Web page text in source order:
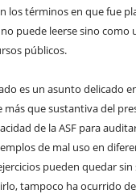
los términos en que fue
puede leerse sino
públicos.
es un asunto delicado
que sustantiva del
de la ASF para
de mal uso en
pueden quedar
tampoco ha ocurrido